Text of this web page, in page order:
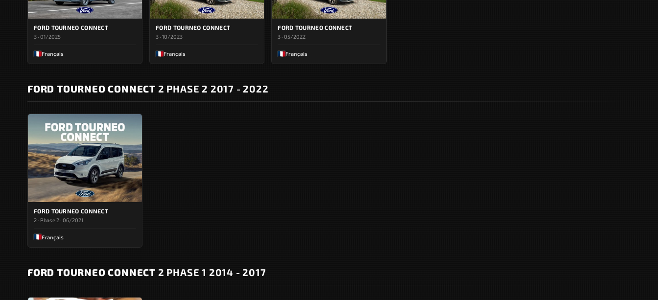
FORD TOURNEO CONNECT
3 · 01/2025
Français
FORD TOURNEO CONNECT
3 · 10/2023
Français
FORD TOURNEO CONNECT
3 · 05/2022
Français
FORD TOURNEO CONNECT 2 PHASE 2 2017 - 2022
FORD TOURNEO CONNECT
2 · Phase 2 · 06/2021
Français
FORD TOURNEO CONNECT 2 PHASE 1 2014 - 2017